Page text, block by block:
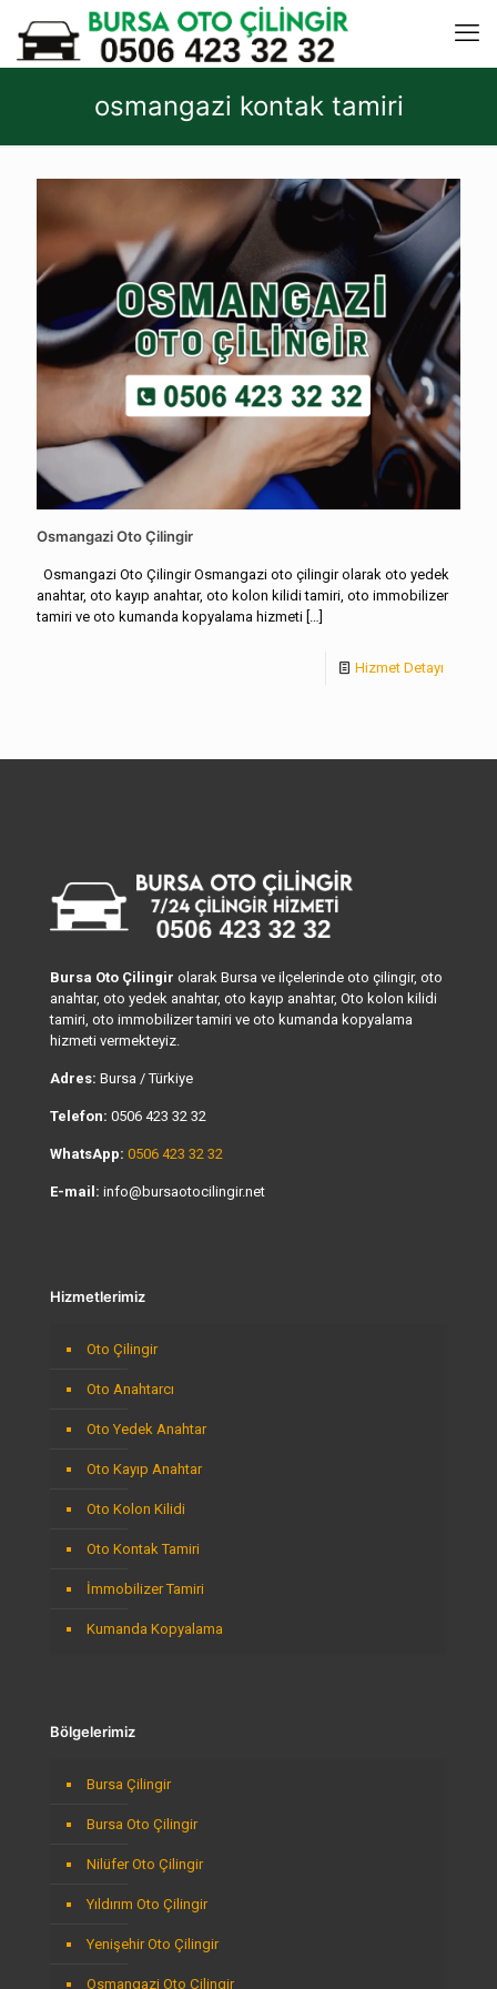
osmangazi kontak tamiri
Osmangazi Oto Çilingir
Osmangazi Oto Çilingir Osmangazi oto çilingir olarak oto yedek
anahtar, oto kayıp anahtar, oto kolon kilidi tamiri, oto immobilizer
tamiri ve oto kumanda kopyalama hizmeti […]
Hizmet Detayı
Bursa Oto Çilingir olarak Bursa ve ilçelerinde oto çilingir, oto
anahtar, oto yedek anahtar, oto kayıp anahtar, Oto kolon kilidi
tamiri, oto immobilizer tamiri ve oto kumanda kopyalama
hizmeti vermekteyiz.
Adres: Bursa / Türkiye
Telefon: 0506 423 32 32
WhatsApp: 0506 423 32 32
E-mail: info@bursaotocilingir.net
Hizmetlerimiz
Oto Çilingir
Oto Anahtarcı
Oto Yedek Anahtar
Oto Kayıp Anahtar
Oto Kolon Kilidi
Oto Kontak Tamiri
İmmobilizer Tamiri
Kumanda Kopyalama
Bölgelerimiz
Bursa Çilingir
Bursa Oto Çilingir
Nilüfer Oto Çilingir
Yıldırım Oto Çilingir
Yenişehir Oto Çilingir
Osmangazi Oto Çilingir